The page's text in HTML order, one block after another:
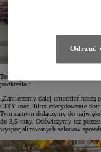
Tomasz Suliga, Regional LCV
podkreślał:
„Zamierzamy dalej umacniać
CITY oraz Hilux zdecydowanie
Tym samym dołączymy do
do 3,5 tony. Odświeżymy też
wyspecjalizowanych salonów
Odrzuć